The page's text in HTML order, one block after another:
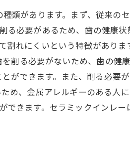
類があります。まず、従来の
る必要があるため、歯の健康状
割れにくいという特徴がありま
削る必要がないため、歯の健
ができます。また、削る必要
め、金属アレルギーのある人
できます。セラミックインレー